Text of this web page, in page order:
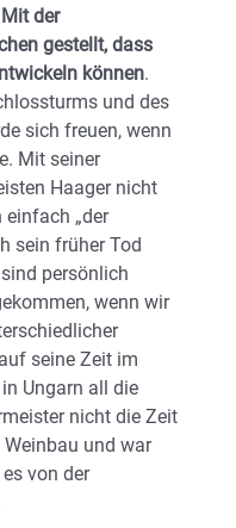
Mit der
gestellt, dass
können.
und des
sich freuen, wenn
Mit seiner
Haager nicht
einfach „der
sein früher Tod
persönlich
wenn wir
seine Zeit im
Ungarn all die
nicht die Zeit
und war
von der